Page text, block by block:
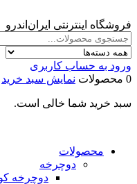
فروشگاه اینترنتی ایران‌اندرو
ورود به حساب کاربری
0 محصولات
نمایش سبد خرید
سبد خرید شما خالی است.
محصولات
دوچرخه
دوچرخه